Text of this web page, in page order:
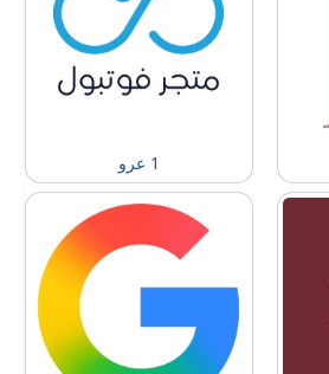
1 عرو